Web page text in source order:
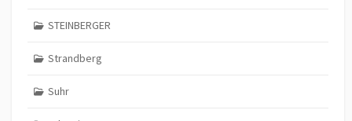
STEINBERGER
Strandberg
Suhr